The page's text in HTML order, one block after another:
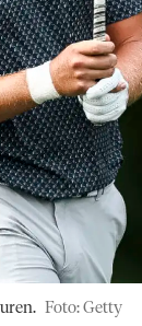
Foto: Getty